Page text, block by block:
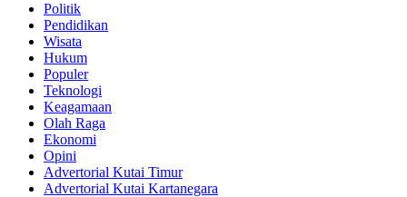
Politik
Pendidikan
Wisata
Hukum
Populer
Teknologi
Keagamaan
Olah Raga
Ekonomi
Opini
Advertorial Kutai Timur
Advertorial Kutai Kartanegara